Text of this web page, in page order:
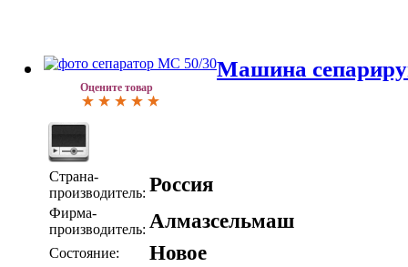
Оцените товар
Машина
Страна-
производитель: Россия
Фирма-
производитель: Алмазсельмаш
Состояние: Новое